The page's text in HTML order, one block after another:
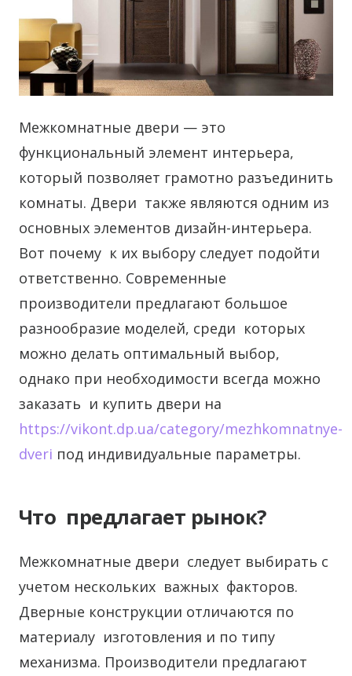
Межкомнатные двери — это
функциональный элемент интерьера,
который позволяет грамотно разъединить
комнаты. Двери также являются одним из
основных элементов дизайн-интерьера.
Вот почему к их выбору следует подойти
ответственно. Современные
производители предлагают большое
разнообразие моделей, среди которых
можно делать оптимальный выбор,
однако при необходимости всегда можно
заказать и купить двери на
https://vikont.dp.ua/category/mezhkomnatnye-
dveri под индивидуальные параметры.
Что предлагает рынок?
Межкомнатные двери следует выбирать с
учетом нескольких важных факторов.
Дверные конструкции отличаются по
материалу изготовления и по типу
механизма. Производители предлагают